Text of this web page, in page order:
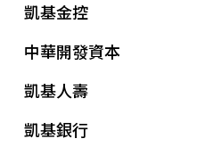
凱基金控
中華開發資本
凱基人壽
凱基銀行